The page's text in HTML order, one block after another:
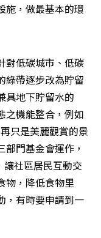
施，做最基本的環
對低碳城市、低碳
綠帶逐步改為貯留
具地下貯留水的
之機能整合，例如
只是美麗觀賞的景
門基金會運作，
社區居民互動交
物，降低食物里
，有時要申請到一